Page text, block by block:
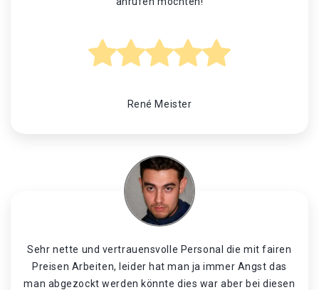
René Meister
Sehr nette und vertrauensvolle Personal die mit fairen
Preisen Arbeiten, leider hat man ja immer Angst das
man abgezockt werden könnte dies war aber bei diesen